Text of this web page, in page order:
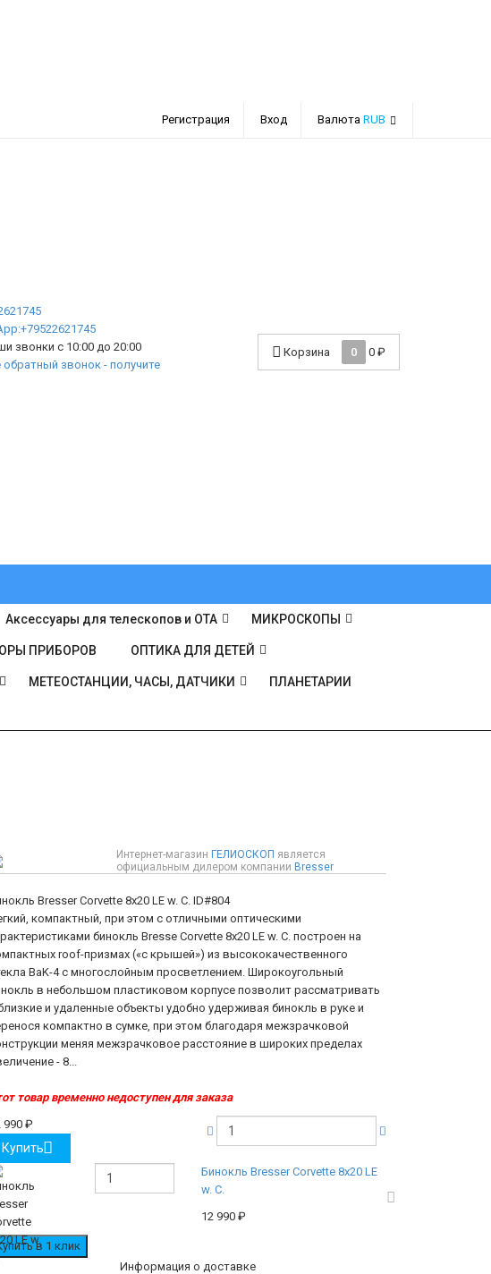
Регистрация Вход Валюта RUB
звонки с 10:00 до 20:00
обратный звонок - получите
Корзина 0 0 ₽
Аксессуары для телескопов и ОТА МИКРОСКОПЫ
ПРИБОРОВ ОПТИКА ДЛЯ ДЕТЕЙ
МЕТЕОСТАНЦИИ, ЧАСЫ, ДАТЧИКИ ПЛАНЕТАРИИ
Интернет-магазин ГЕЛИОСКОП является
официальным дилером компании Bresser
Bresser Corvette 8x20 LE w. C.ID#804
компактный, при этом с отличными оптическими
бинокль Bresse Corvette 8x20 LE w. C. построен на
roof-призмах («с крышей») из высококачественного
BaK-4 с многослойным просветлением. Широкоугольный
в небольшом пластиковом корпусе позволит рассматривать
и удаленные объекты удобно удерживая бинокль в руке и
компактно в сумке, при этом благодаря межзрачковой
меняя межзрачковое расстояние в широких пределах
- 8...
товар временно недоступен для заказа
990₽
Купить
Бинокль Bresser Corvette 8x20 LE
w. C.
12 990 ₽
Информация о доставке